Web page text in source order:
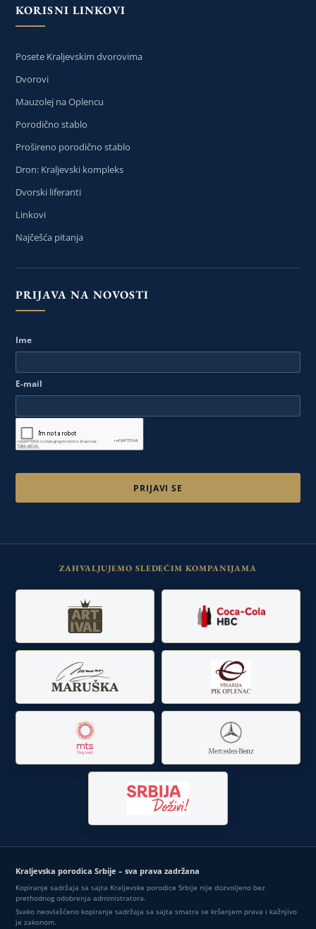
KORISNI LINKOVI
Posete Kraljevskim dvorovima
Dvorovi
Mauzolej na Oplencu
Porodično stablo
Prošireno porodično stablo
Dron: Kraljevski kompleks
Dvorski liferanti
Linkovi
Najčešća pitanja
PRIJAVA NA NOVOSTI
Ime
E-mail
ZAHVALJUJEMO SLEDEĆIM KOMPANIJAMA
Kraljevska porodica Srbije – sva prava zadržana
Kopiranje sadržaja sa sajta Kraljevske porodice Srbije nije dozvoljeno bez
prethodnog odobrenja administratora.
Svako neovlašćeno kopiranje sadržaja sa sajta smatra se kršenjem prava i kažnjivo
je zakonom.